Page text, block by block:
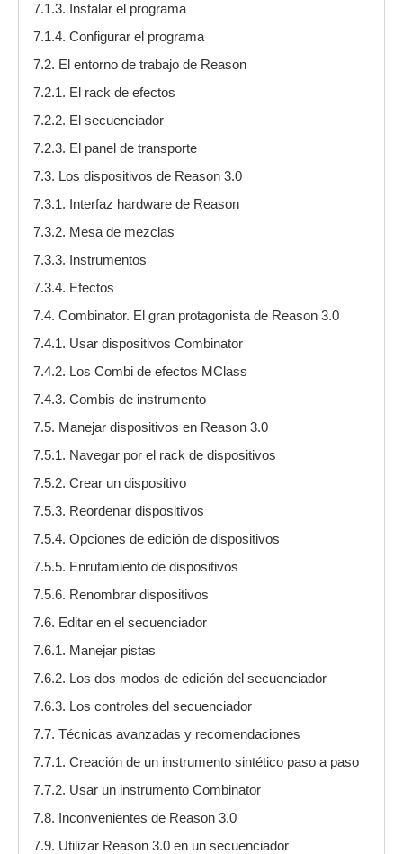
7.1.3. Instalar el programa
7.1.4. Configurar el programa
7.2. El entorno de trabajo de Reason
7.2.1. El rack de efectos
7.2.2. El secuenciador
7.2.3. El panel de transporte
7.3. Los dispositivos de Reason 3.0
7.3.1. Interfaz hardware de Reason
7.3.2. Mesa de mezclas
7.3.3. Instrumentos
7.3.4. Efectos
7.4. Combinator. El gran protagonista de Reason 3.0
7.4.1. Usar dispositivos Combinator
7.4.2. Los Combi de efectos MClass
7.4.3. Combis de instrumento
7.5. Manejar dispositivos en Reason 3.0
7.5.1. Navegar por el rack de dispositivos
7.5.2. Crear un dispositivo
7.5.3. Reordenar dispositivos
7.5.4. Opciones de edición de dispositivos
7.5.5. Enrutamiento de dispositivos
7.5.6. Renombrar dispositivos
7.6. Editar en el secuenciador
7.6.1. Manejar pistas
7.6.2. Los dos modos de edición del secuenciador
7.6.3. Los controles del secuenciador
7.7. Técnicas avanzadas y recomendaciones
7.7.1. Creación de un instrumento sintético paso a paso
7.7.2. Usar un instrumento Combinator
7.8. Inconvenientes de Reason 3.0
7.9. Utilizar Reason 3.0 en un secuenciador